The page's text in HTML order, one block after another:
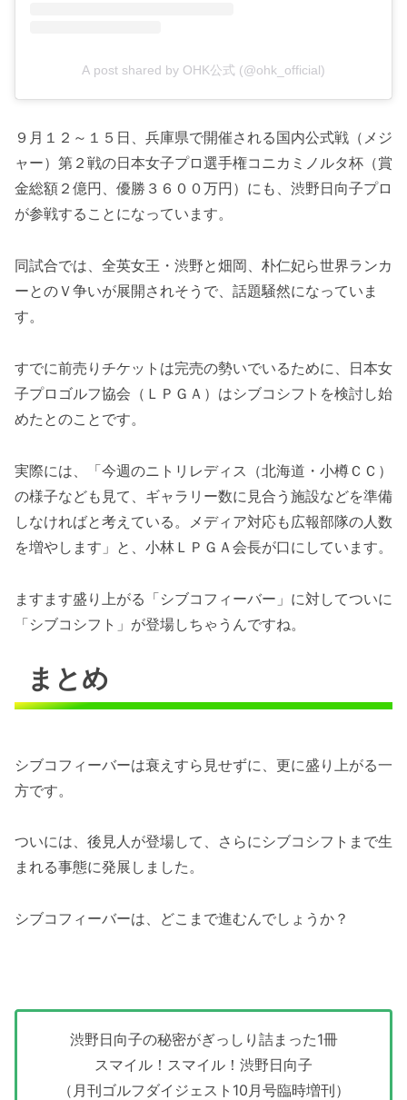
A post shared by OHK公式 (@ohk_official)
９月１２～１５日、兵庫県で開催される国内公式戦（メジ
ャー）第２戦の日本女子プロ選手権コニカミノルタ杯（賞
金総額２億円、優勝３６００万円）にも、渋野日向子プロ
が参戦することになっています。
同試合では、全英女王・渋野と畑岡、朴仁妃ら世界ランカ
ーとのＶ争いが展開されそうで、話題騒然になっていま
す。
すでに前売りチケットは完売の勢いでいるために、日本女
子プロゴルフ協会（ＬＰＧＡ）はシブコシフトを検討し始
めたとのことです。
実際には、「今週のニトリレディス（北海道・小樽ＣＣ）
の様子なども見て、ギャラリー数に見合う施設などを準備
しなければと考えている。メディア対応も広報部隊の人数
を増やします」と、小林ＬＰＧＡ会長が口にしています。
ますます盛り上がる「シブコフィーバー」に対してついに
「シブコシフト」が登場しちゃうんですね。
まとめ
シブコフィーバーは衰えすら見せずに、更に盛り上がる一
方です。
ついには、後見人が登場して、さらにシブコシフトまで生
まれる事態に発展しました。
シブコフィーバーは、どこまで進むんでしょうか？
渋野日向子の秘密がぎっしり詰まった1冊
スマイル！スマイル！渋野日向子
（月刊ゴルフダイジェスト10月号臨時増刊）